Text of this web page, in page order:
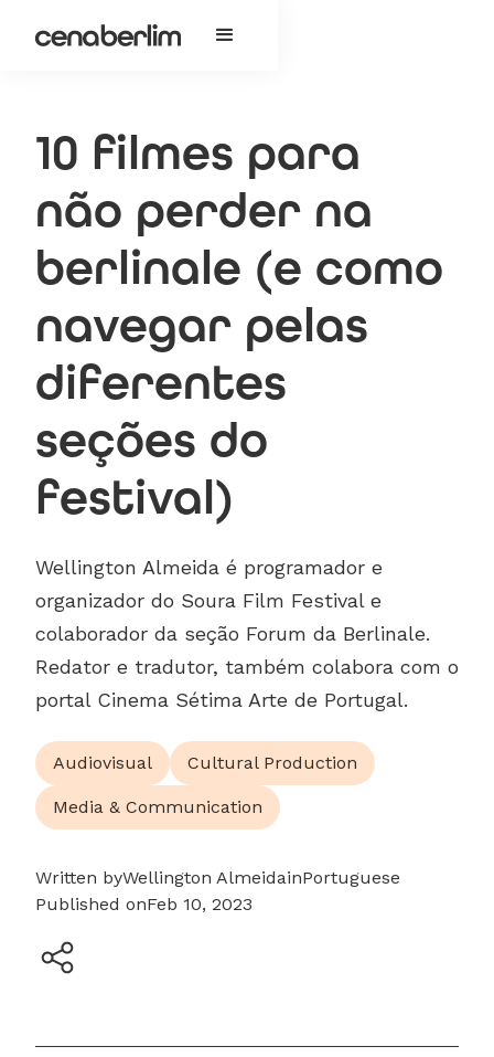
10 filmes para
não perder na
berlinale (e como
navegar pelas
diferentes
seções do
festival)
Wellington Almeida é programador e
organizador do Soura Film Festival e
colaborador da seção Forum da Berlinale.
Redator e tradutor, também colabora com o
portal Cinema Sétima Arte de Portugal.
Audiovisual Cultural Production
Media & Communication
Written byWellington AlmeidainPortuguese
Published onFeb 10, 2023